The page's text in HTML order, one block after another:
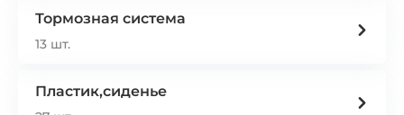
Тормозная система
13 шт.
Пластик,сиденье